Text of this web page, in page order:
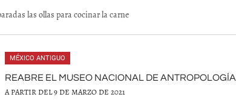
las ollas para cocinar la carne
MÉXICO ANTIGUO
REABRE EL MUSEO NACIONAL DE ANTROPOLOGÍA
A PARTIR DEL 9 DE MARZO DE 2021